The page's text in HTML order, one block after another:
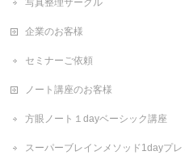
企業のお客様
セミナーご依頼
ノート講座のお客様
方眼ノート１dayベーシック講座
スーパーブレインメソッド1dayプレ